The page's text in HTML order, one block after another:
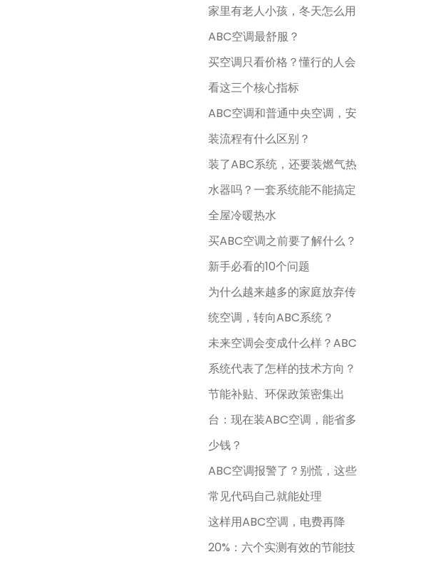
家里有老人小孩，冬天怎么用
ABC空调最舒服？
买空调只看价格？懂行的人会
看这三个核心指标
ABC空调和普通中央空调，安
装流程有什么区别？
装了ABC系统，还要装燃气热
水器吗？一套系统能不能搞定
全屋冷暖热水
买ABC空调之前要了解什么？
新手必看的10个问题
为什么越来越多的家庭放弃传
统空调，转向ABC系统？
未来空调会变成什么样？ABC
系统代表了怎样的技术方向？
节能补贴、环保政策密集出
台：现在装ABC空调，能省多
少钱？
ABC空调报警了？别慌，这些
常见代码自己就能处理
这样用ABC空调，电费再降
20%：六个实测有效的节能技